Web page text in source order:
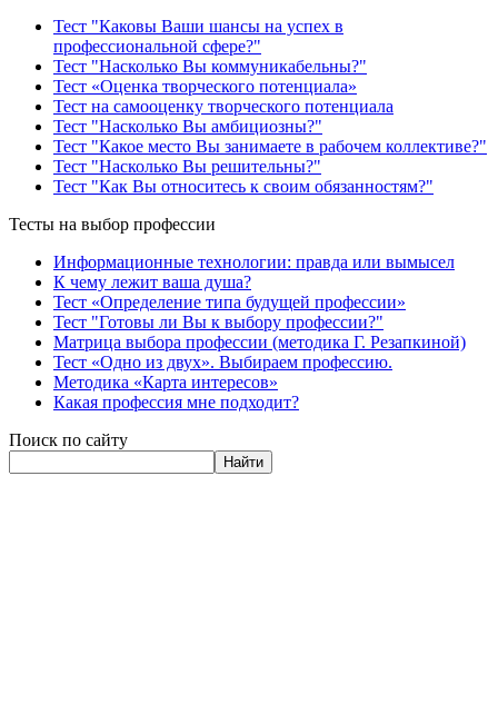
Тест "Каковы Ваши шансы на успех в
профессиональной сфере?"
Тест "Насколько Вы коммуникабельны?"
Тест «Оценка творческого потенциала»
Тест на самооценку творческого потенциала
Тест "Насколько Вы амбициозны?"
Тест "Какое место Вы занимаете в рабочем коллективе?"
Тест "Насколько Вы решительны?"
Тест "Как Вы относитесь к своим обязанностям?"
Тесты на выбор профессии
Информационные технологии: правда или вымысел
К чему лежит ваша душа?
Тест «Определение типа будущей профессии»
Тест "Готовы ли Вы к выбору профессии?"
Матрица выбора профессии (методика Г. Резапкиной)
Тест «Одно из двух». Выбираем профессию.
Методика «Карта интересов»
Какая профессия мне подходит?
Поиск по сайту
Найти